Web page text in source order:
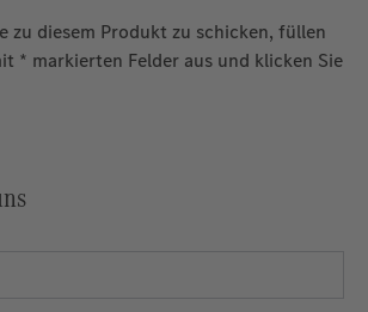
zu diesem Produkt zu schicken, füllen
* markierten Felder aus und klicken Sie